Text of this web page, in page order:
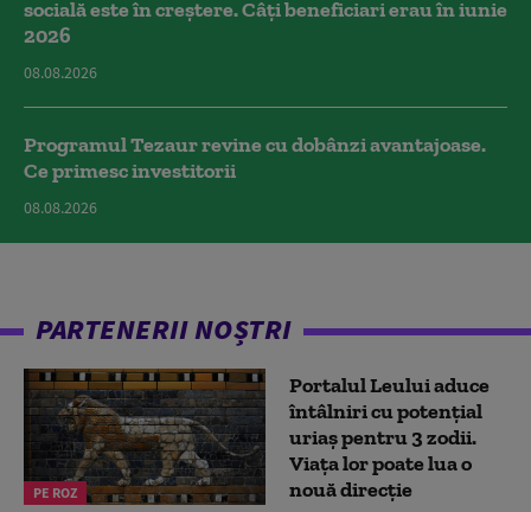
socială este în creștere. Câți beneficiari erau în iunie
2026
08.08.2026
Programul Tezaur revine cu dobânzi avantajoase.
Ce primesc investitorii
08.08.2026
PARTENERII NOȘTRI
PE ROZ
Portalul Leului aduce
întâlniri cu potențial
uriaș pentru 3 zodii.
Viața lor poate lua o
nouă direcție